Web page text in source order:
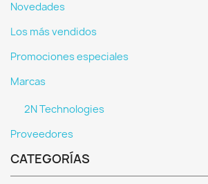
Novedades
Los más vendidos
Promociones especiales
Marcas
2N Technologies
Proveedores
CATEGORÍAS